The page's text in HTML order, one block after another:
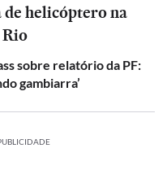
helicóptero na
Rio
sobre relatório da PF:
gambiarra’